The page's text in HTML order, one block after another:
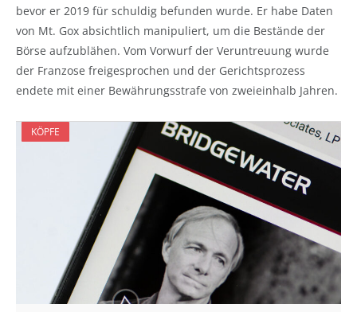
bevor er 2019 für schuldig befunden wurde. Er habe Daten
von Mt. Gox absichtlich manipuliert, um die Bestände der
Börse aufzublähen. Vom Vorwurf der Veruntreuung wurde
der Franzose freigesprochen und der Gerichtsprozess
endete mit einer Bewährungsstrafe von zweieinhalb Jahren.
KÖPFE